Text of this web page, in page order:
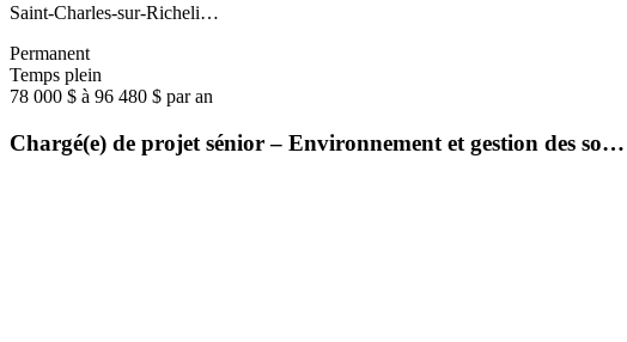
Saint-Charles-sur-Richeli…
Permanent
Temps plein
78 000 $ à 96 480 $ par an
Chargé(e) de projet sénior – Environnement et gestion des so…